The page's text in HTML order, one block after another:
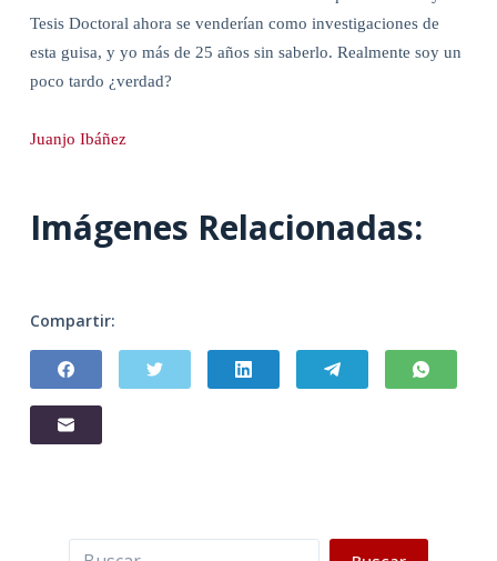
Tesis Doctoral ahora se venderían como investigaciones de
esta guisa, y yo más de 25 años sin saberlo. Realmente soy un
poco tardo ¿verdad?
Juanjo Ibáñez
Imágenes Relacionadas:
Compartir:
Buscar